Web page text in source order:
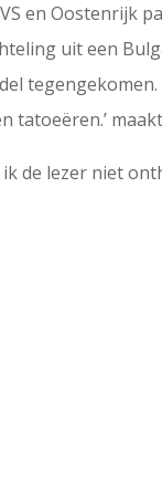
en Oostenrijk
uit een
tegengekomen.
de lezer niet